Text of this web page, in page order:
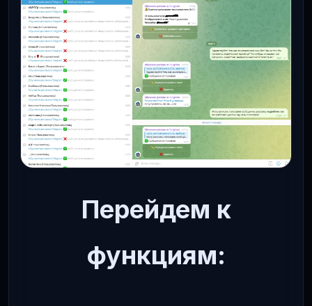
Перейдем к
функциям: